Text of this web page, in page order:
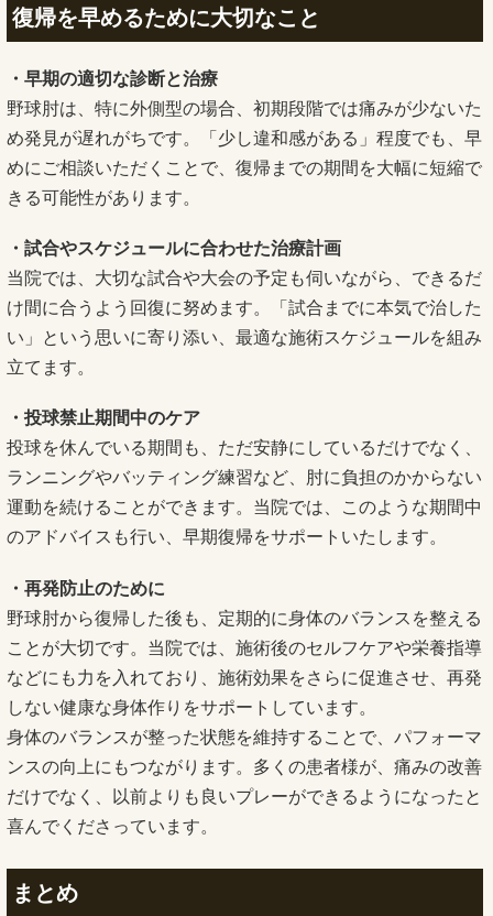
復帰を早めるために大切なこと
・早期の適切な診断と治療
野球肘は、特に外側型の場合、初期段階では痛みが少ないた
め発見が遅れがちです。「少し違和感がある」程度でも、早
めにご相談いただくことで、復帰までの期間を大幅に短縮で
きる可能性があります。
・試合やスケジュールに合わせた治療計画
当院では、大切な試合や大会の予定も伺いながら、できるだ
け間に合うよう回復に努めます。「試合までに本気で治した
い」という思いに寄り添い、最適な施術スケジュールを組み
立てます。
・投球禁止期間中のケア
投球を休んでいる期間も、ただ安静にしているだけでなく、
ランニングやバッティング練習など、肘に負担のかからない
運動を続けることができます。当院では、このような期間中
のアドバイスも行い、早期復帰をサポートいたします。
・再発防止のために
野球肘から復帰した後も、定期的に身体のバランスを整える
ことが大切です。当院では、施術後のセルフケアや栄養指導
などにも力を入れており、施術効果をさらに促進させ、再発
しない健康な身体作りをサポートしています。
身体のバランスが整った状態を維持することで、パフォーマ
ンスの向上にもつながります。多くの患者様が、痛みの改善
だけでなく、以前よりも良いプレーができるようになったと
喜んでくださっています。
まとめ